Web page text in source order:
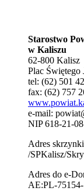
Starostwo
w Kaliszu
62-800 Kalisz
Plac Świętego
tel: (62) 501
fax: (62) 757
e-mail:
NIP 618-21-
Adres
/SPKalisz/
Adres do e-
AE:PL-